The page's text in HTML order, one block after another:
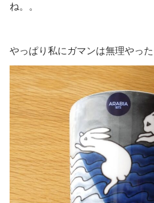
ね。。
やっぱり私にガマンは無理やった